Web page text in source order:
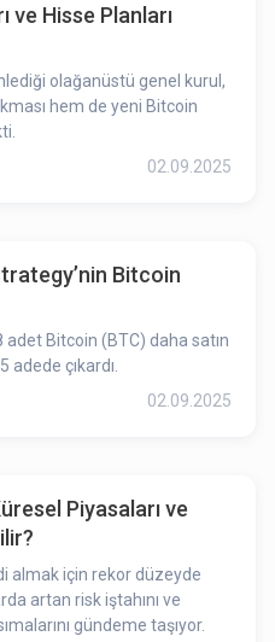
ve Hisse Planları
olağanüstü genel kurul,
hem de yeni Bitcoin
02.09.2025
Bitcoin
Bitcoin (BTC) daha satın
adede çıkardı.
02.09.2025
Piyasaları ve
almak için rekor düzeyde
artan risk iştahını ve
gündeme taşıyor.